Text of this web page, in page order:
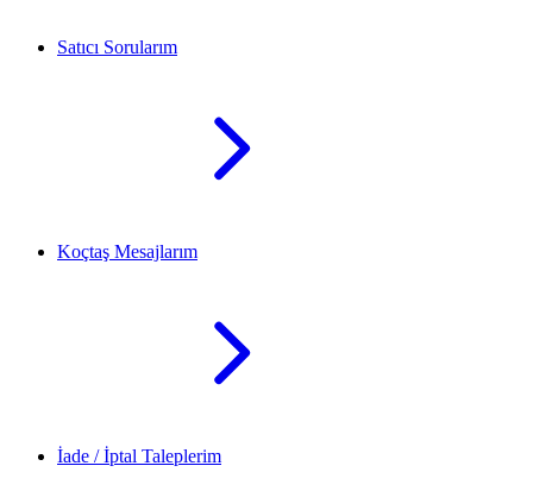
Satıcı Sorularım
Koçtaş Mesajlarım
İade / İptal Taleplerim